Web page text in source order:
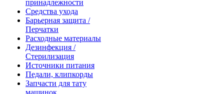
принадлежности
Средства ухода
Барьерная защита /
Перчатки
Расходные материалы
Дезинфекция /
Стерилизация
Источники питания
Педали, клипкорды
Запчасти для тату
машинок